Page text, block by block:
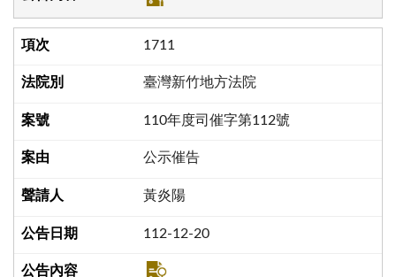
1711
臺灣新竹地方法院
110年度司催字第112號
公示催告
黃炎陽
112-12-20